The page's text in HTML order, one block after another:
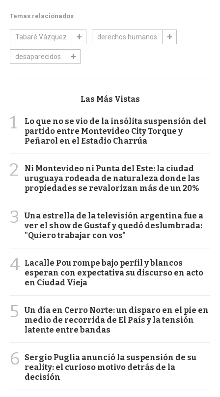
Temas relacionados
Tabaré Vázquez derechos humanos
desaparecidos
Las Más Vistas
1
Lo que no se vio de la insólita suspensión del
partido entre Montevideo City Torque y
Peñarol en el Estadio Charrúa
2
Ni Montevideo ni Punta del Este: la ciudad
uruguaya rodeada de naturaleza donde las
propiedades se revalorizan más de un 20%
3
Una estrella de la televisión argentina fue a
ver el show de Gustaf y quedó deslumbrada:
"Quiero trabajar con vos"
4 Lacalle Pou rompe bajo perfil y blancos
esperan con expectativa su discurso en acto
en Ciudad Vieja
5
Un día en Cerro Norte: un disparo en el pie en
medio de recorrida de El País y la tensión
latente entre bandas
6
Sergio Puglia anunció la suspensión de su
reality: el curioso motivo detrás de la
decisión